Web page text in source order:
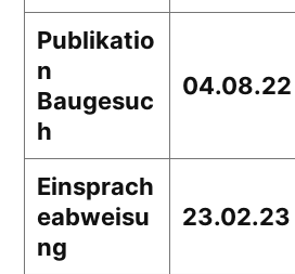
Publikatio
n
Baugesuc
h
04.08.22
Einsprach
eabweisu
ng
23.02.23